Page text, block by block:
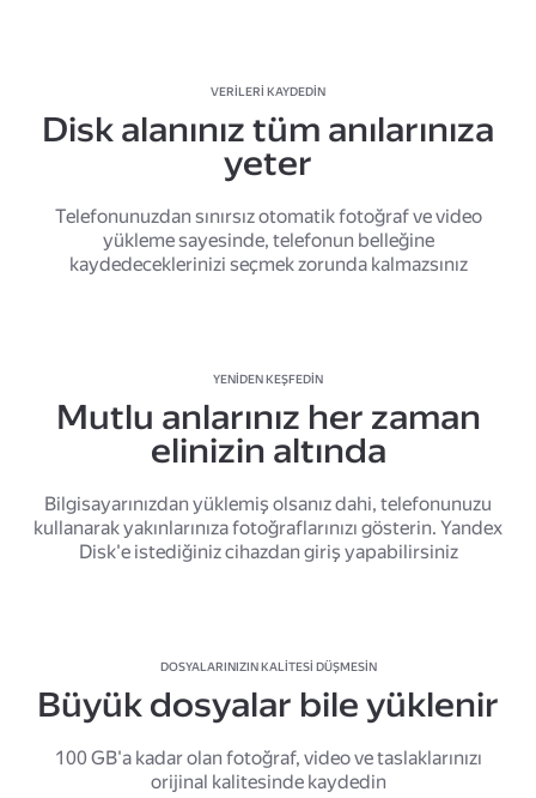
VERILERI KAYDEDIN
Disk alanınız tüm anılarınıza
yeter
Telefonunuzdan sınırsız otomatik fotoğraf ve video
yükleme sayesinde, telefonun belleğine
kaydedeceklerinizi seçmek zorunda kalmazsınız
YENIDEN KEŞFEDIN
Mutlu anlarınız her zaman
elinizin altında
Bilgisayarınızdan yüklemiş olsanız dahi, telefonunuzu
kullanarak yakınlarınıza fotoğraflarınızı gösterin. Yandex
Disk'e istediğiniz cihazdan giriş yapabilirsiniz
DOSYALARINIZIN KALITESI DÜŞMESIN
Büyük dosyalar bile yüklenir
100 GB'a kadar olan fotoğraf, video ve taslaklarınızı
orijinal kalitesinde kaydedin